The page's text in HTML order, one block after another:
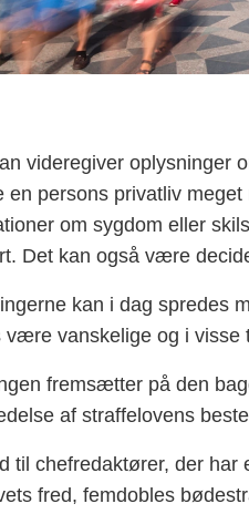
videregiver oplysninger
en persons privatliv
om sygdom eller
Det kan også være
kan i dag spredes
være vanskelige og i
fremsætter på den
af straffelovens
til chefredaktører, der
fred, femdobles